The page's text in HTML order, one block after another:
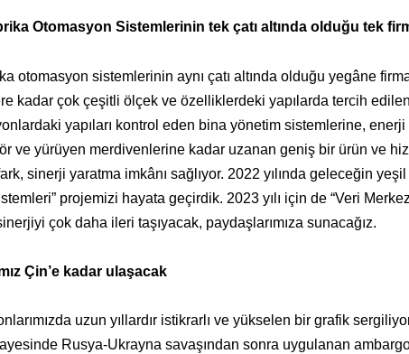
Otomasyon Sistemlerinin tek çatı altında olduğu tek
otomasyon sistemlerinin aynı çatı altında olduğu yegâne
kadar çok çeşitli ölçek ve özelliklerdeki yapılarda tercih
yapıları kontrol eden bina yönetim sistemlerine,
ve yürüyen merdivenlerine kadar uzanan geniş bir ürün ve
sinerji yaratma imkânı sağlıyor. 2022 yılında geleceğin
projemizi hayata geçirdik. 2023 yılı için de “Veri
çok daha ileri taşıyacak, paydaşlarımıza sunacağız.
Çin’e kadar ulaşacak
uzun yıllardır istikrarlı ve yükselen bir grafik
Rusya-Ukrayna savaşından sonra uygulanan